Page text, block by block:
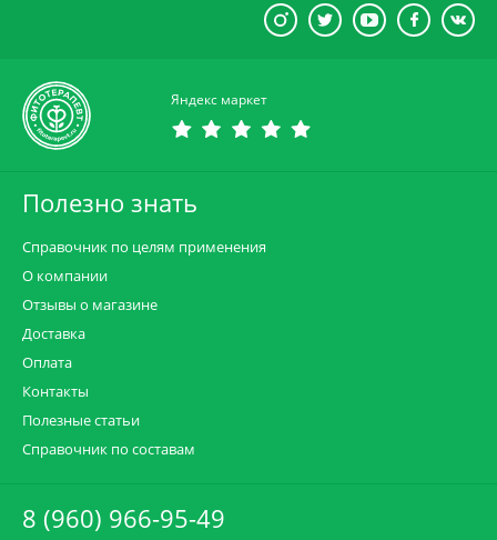
Яндекс маркет
Полезно знать
Справочник по целям применения
О компании
Отзывы о магазине
Доставка
Оплата
Контакты
Полезные статьи
Справочник по составам
8 (960) 966-95-49